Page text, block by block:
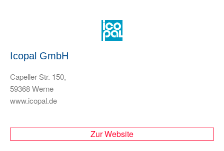
Icopal GmbH
Capeller Str. 150,
59368 Werne
www.icopal.de
Zur Website